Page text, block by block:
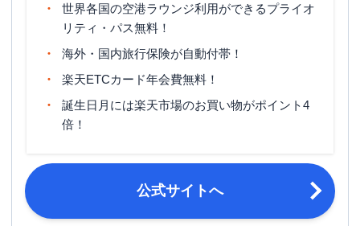
ETCカード発行期間 お申し込みから通常約2週間
旅行傷害保険 国内旅行傷害保険・海外旅行傷害保険
ポイント名 楽天ポイント
締め日・支払日
方
■公的証書（住民票の写しあるいは印
世界各国の空港ラウンジ利用ができるプライオ
リティ・パス無料！
海外・国内旅行保険が自動付帯！
楽天ETCカード年会費無料！
誕生日月には楽天市場のお買い物がポイント4
倍！
公式サイトへ